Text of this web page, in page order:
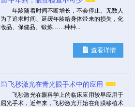
年龄随着时间不断增长，不会停止。无数人
为了追求时间、延缓年龄给身体带来的损失，化
妆品、保健品、锻炼……种种...
查看详情
飞秒激光在青光眼手术中的应用
飞秒激光在眼科学上的临床应用较早应用于
屈光手术，近年来，飞秒激光开始在角膜移植术